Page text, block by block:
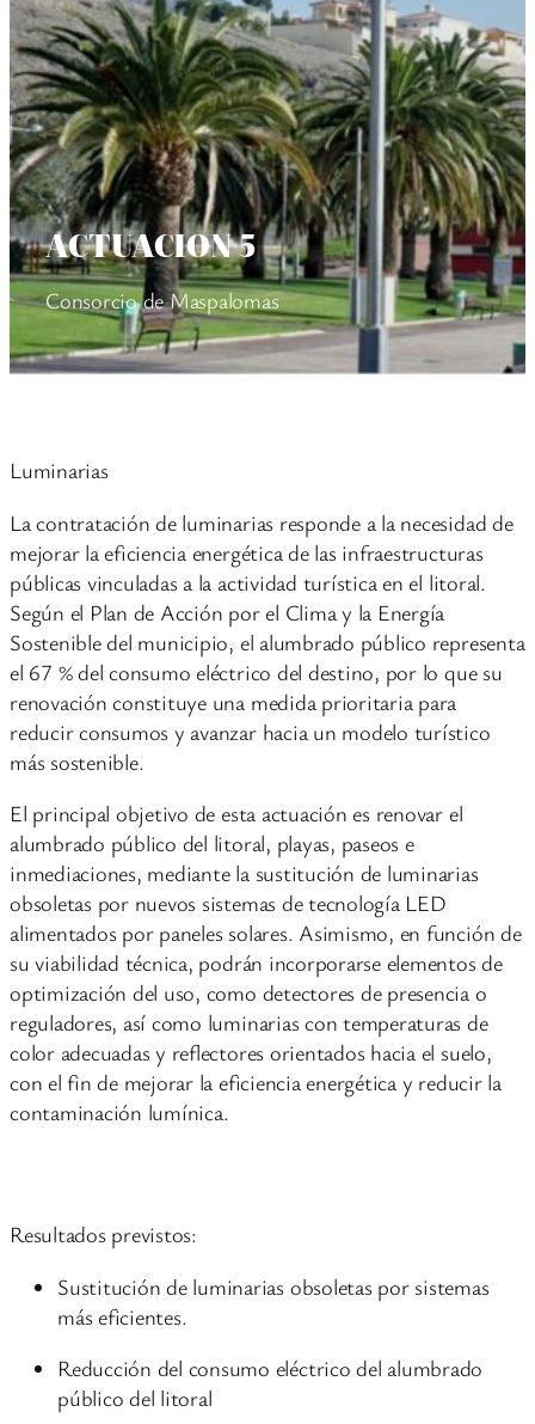
ACTUACION 5
Consorcio de Maspalomas
Luminarias
La contratación de luminarias responde a la necesidad de
mejorar la eficiencia energética de las infraestructuras
públicas vinculadas a la actividad turística en el litoral.
Según el Plan de Acción por el Clima y la Energía
Sostenible del municipio, el alumbrado público representa
el 67 % del consumo eléctrico del destino, por lo que su
renovación constituye una medida prioritaria para
reducir consumos y avanzar hacia un modelo turístico
más sostenible.
El principal objetivo de esta actuación es renovar el
alumbrado público del litoral, playas, paseos e
inmediaciones, mediante la sustitución de luminarias
obsoletas por nuevos sistemas de tecnología LED
alimentados por paneles solares. Asimismo, en función de
su viabilidad técnica, podrán incorporarse elementos de
optimización del uso, como detectores de presencia o
reguladores, así como luminarias con temperaturas de
color adecuadas y reflectores orientados hacia el suelo,
con el fin de mejorar la eficiencia energética y reducir la
contaminación lumínica.
Resultados previstos:
Sustitución de luminarias obsoletas por sistemas
más eficientes.
Reducción del consumo eléctrico del alumbrado
público del litoral